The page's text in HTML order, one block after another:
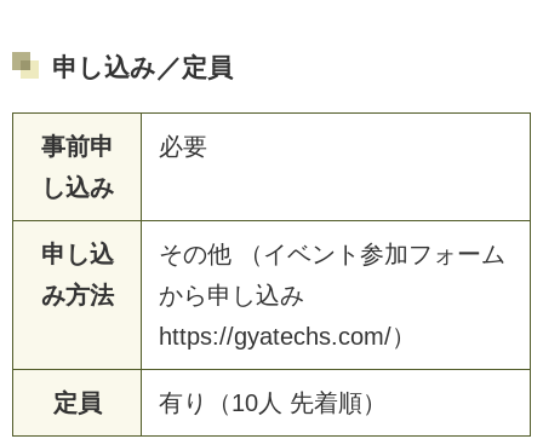
申し込み／定員
事前申
し込み
必要
申し込
み方法
その他 （イベント参加フォーム
から申し込み
https://gyatechs.com/）
定員 有り（10人 先着順）